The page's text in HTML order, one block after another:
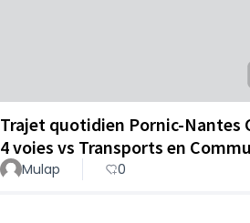
Trajet quotidien Pornic-Nantes
4 voies vs Transports en
Mulap 0